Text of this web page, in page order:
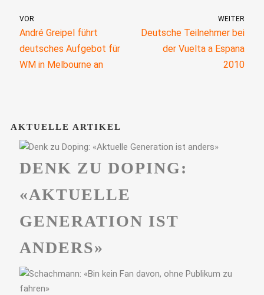
VOR
André Greipel führt
deutsches Aufgebot für
WM in Melbourne an
WEITER
Deutsche Teilnehmer bei
der Vuelta a Espana
2010
AKTUELLE ARTIKEL
DENK ZU DOPING:
«AKTUELLE
GENERATION IST
ANDERS»